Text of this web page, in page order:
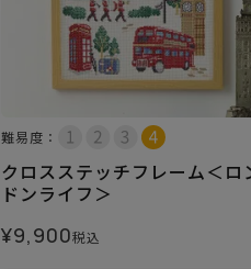
難易度：
クロスステッチフレーム＜ロ
ドンライフ＞
¥9,900税込